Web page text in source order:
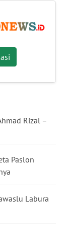
Rizal –
Paslon
Labura